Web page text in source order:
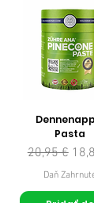
Pasta
Normálna
20,95 €
Daň